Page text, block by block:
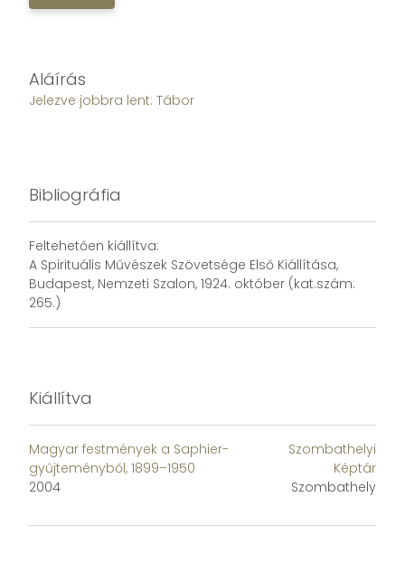
Aláírás
Jelezve jobbra lent: Tábor
Bibliográfia
Feltehetően kiállítva:
A Spirituális Művészek Szövetsége Első Kiállítása,
Budapest, Nemzeti Szalon, 1924. október (kat.szám:
265.)
Kiállítva
Magyar festmények a Saphier-
gyűjteményből, 1899–1950
2004
Szombathelyi
Képtár
Szombathely